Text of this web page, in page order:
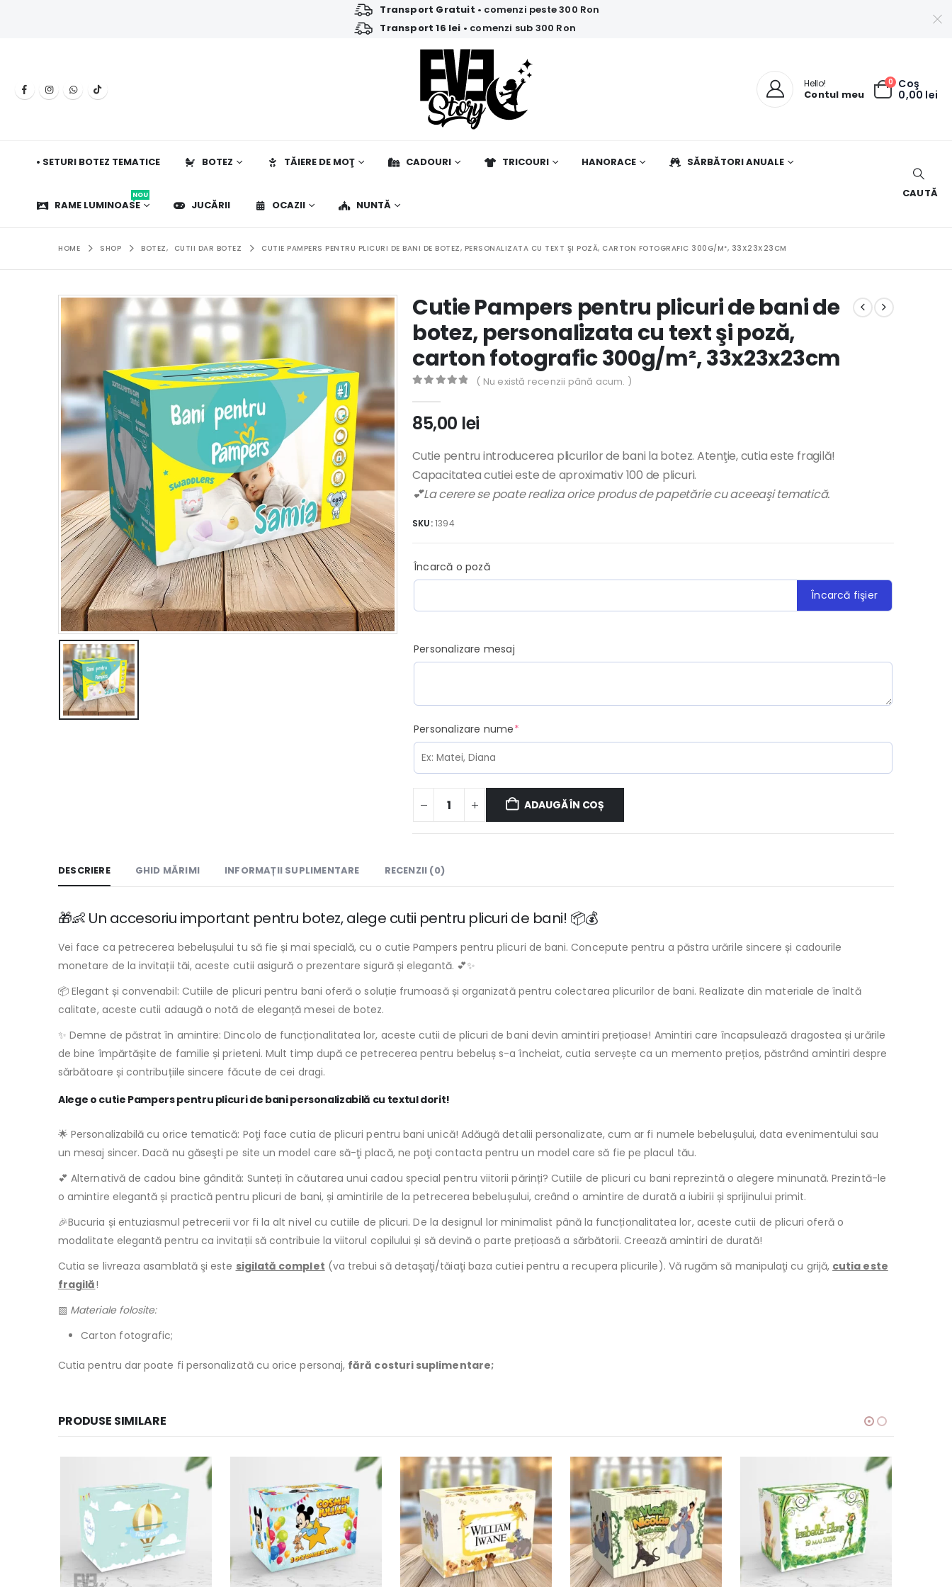
Transport Gratuit • comenzi peste 300 Ron
Transport 16 lei • comenzi sub 300 Ron
Hello!
Contul meu
0 Coş
0,00 lei
• SETURI BOTEZ TEMATICE BOTEZ TĂIERE DE MOŢ CADOURI TRICOURI HANORACE SĂRBĂTORI ANUALE
RAME LUMINOASE
NOU
JUCĂRII OCAZII NUNTĂ
CAUTĂ
HOME SHOP BOTEZ, CUTII DAR BOTEZ CUTIE PAMPERS PENTRU PLICURI DE BANI DE BOTEZ, PERSONALIZATA CU TEXT ŞI POZĂ, CARTON FOTOGRAFIC 300G/M², 33X23X23CM
Cutie Pampers pentru plicuri de bani de
botez, personalizata cu text şi poză,
carton fotografic 300g/m², 33x23x23cm
( Nu există recenzii până acum. )
85,00 lei
Cutie pentru introducerea plicurilor de bani la botez. Atenţie, cutia este fragilă!
Capacitatea cutiei este de aproximativ 100 de plicuri.
💕La cerere se poate realiza orice produs de papetărie cu aceeaşi tematică.
SKU:1394
Încarcă o poză
Încarcă fişier
Personalizare mesaj
Personalizare nume*(required)
ADAUGĂ ÎN COȘ
DESCRIERE GHID MĂRIMI INFORMAȚII SUPLIMENTARE RECENZII (0)
🎁👶 Un accesoriu important pentru botez, alege cutii pentru plicuri de bani! 📦💰
Vei face ca petrecerea bebelușului tu să fie și mai specială, cu o cutie Pampers pentru plicuri de bani. Concepute pentru a păstra urările sincere și cadourile
monetare de la invitații tăi, aceste cutii asigură o prezentare sigură și elegantă. 💕✨
📦 Elegant și convenabil: Cutiile de plicuri pentru bani oferă o soluție frumoasă și organizată pentru colectarea plicurilor de bani. Realizate din materiale de înaltă
calitate, aceste cutii adaugă o notă de eleganță mesei de botez.
✨ Demne de păstrat în amintire: Dincolo de funcționalitatea lor, aceste cutii de plicuri de bani devin amintiri prețioase! Amintiri care încapsulează dragostea și urările
de bine împărtășite de familie și prieteni. Mult timp după ce petrecerea pentru bebeluș s-a încheiat, cutia servește ca un memento prețios, păstrând amintiri despre
sărbătoare și contribuțiile sincere făcute de cei dragi.
Alege o cutie Pampers pentru plicuri de bani personalizabilă cu textul dorit!
🌟 Personalizabilă cu orice tematică: Poţi face cutia de plicuri pentru bani unică! Adăugă detalii personalizate, cum ar fi numele bebelușului, data evenimentului sau
un mesaj sincer. Dacă nu găseşti pe site un model care să-ţi placă, ne poţi contacta pentru un model care să fie pe placul tău.
💕 Alternativă de cadou bine gândită: Sunteți în căutarea unui cadou special pentru viitorii părinți? Cutiile de plicuri cu bani reprezintă o alegere minunată. Prezintă-le
o amintire elegantă și practică pentru plicuri de bani, și amintirile de la petrecerea bebelușului, creând o amintire de durată a iubirii și sprijinului primit.
🎉Bucuria și entuziasmul petrecerii vor fi la alt nivel cu cutiile de plicuri. De la designul lor minimalist până la funcționalitatea lor, aceste cutii de plicuri oferă o
modalitate elegantă pentru ca invitații să contribuie la viitorul copilului și să devină o parte prețioasă a sărbătorii. Creează amintiri de durată!
Cutia se livreaza asamblată şi este sigilată complet (va trebui să detaşaţi/tăiaţi baza cutiei pentru a recupera plicurile). Vă rugăm să manipulaţi cu grijă, cutia este
fragilă!
▧ Materiale folosite:
Carton fotografic;
Cutia pentru dar poate fi personalizată cu orice personaj, fără costuri suplimentare;
PRODUSE SIMILARE